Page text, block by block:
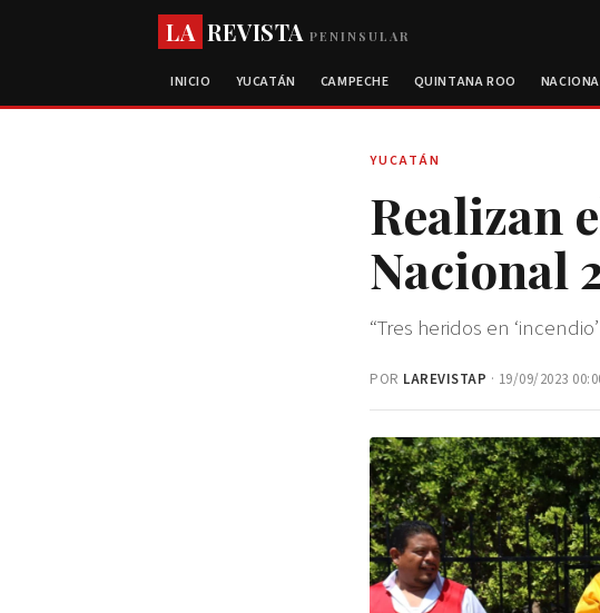
LA REVISTAPENINSULAR
INICIO YUCATÁN CAMPECHE QUINTANA ROO
YUCATÁN
Realizan
Nacional
“Tres heridos en
POR LAREVISTAP · 19/09/2023